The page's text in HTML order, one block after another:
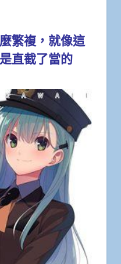
繁複，就像這
直截了當的